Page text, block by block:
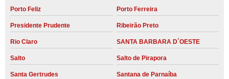
Porto Feliz Porto Ferreira
Presidente Prudente Ribeirão Preto
Rio Claro SANTA BARBARA D´OESTE
Salto Salto de Pirapora
Santa Gertrudes Santana de Parnaíba